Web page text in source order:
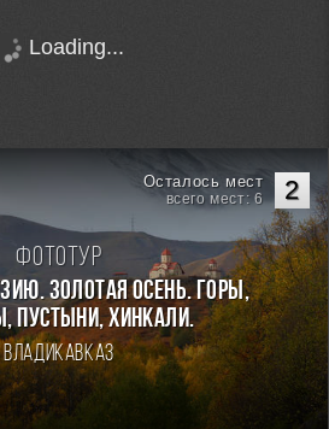
Loading...
2
Осталось мест
всего мест: 6
Фототур
Золотая осень. Горы,
пустыни, хинкали.
Владикавказ